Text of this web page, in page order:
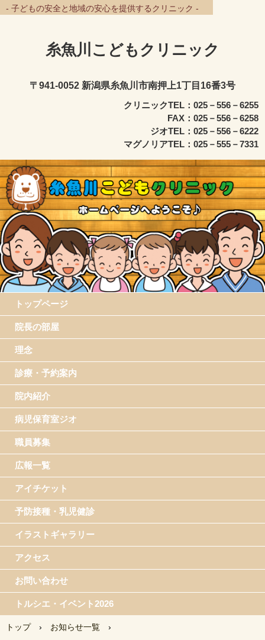
- 子どもの安全と地域の安心を提供するクリニック -
糸魚川こどもクリニック
〒941-0052 新潟県糸魚川市南押上1丁目16番3号
クリニックTEL：025－556－6255
FAX：025－556－6258
ジオTEL：025－556－6222
マグノリアTEL：025－555－7331
トップページ
院長の部屋
理念
診療・予約案内
院内紹介
病児保育室ジオ
職員募集
広報一覧
アイチケット
予防接種・乳児健診
イラストギャラリー
アクセス
お問い合わせ
トルシエ・イベント2026
トップ › お知らせ一覧 ›